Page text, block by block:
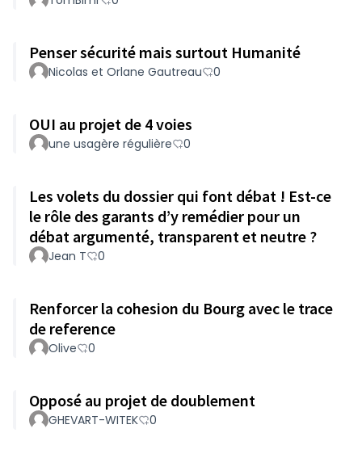
Penser sécurité mais surtout Humanité
Nicolas et Orlane Gautreau 0
OUI au projet de 4 voies
une usagère régulière 0
Les volets du dossier qui font débat ! Est-ce
le rôle des garants d’y remédier pour un
débat argumenté, transparent et neutre ?
Jean T 0
Renforcer la cohesion du Bourg avec le trace
de reference
Olive 0
Opposé au projet de doublement
GHEVART-WITEK 0